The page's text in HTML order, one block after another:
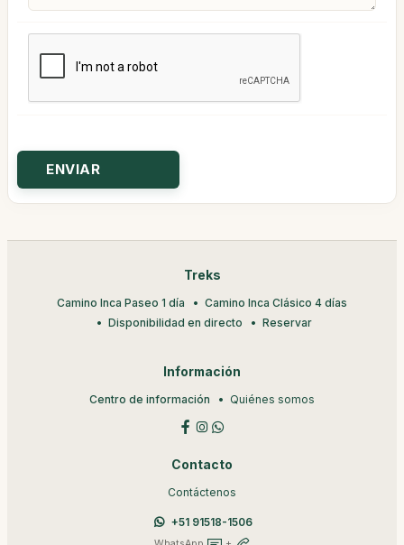
Treks
Camino Inca Paseo 1 día
Camino Inca Clásico 4 días
Disponibilidad en directo
Reservar
Información
Centro de información Quiénes somos
Contacto
Contáctenos
+51 91518-1506